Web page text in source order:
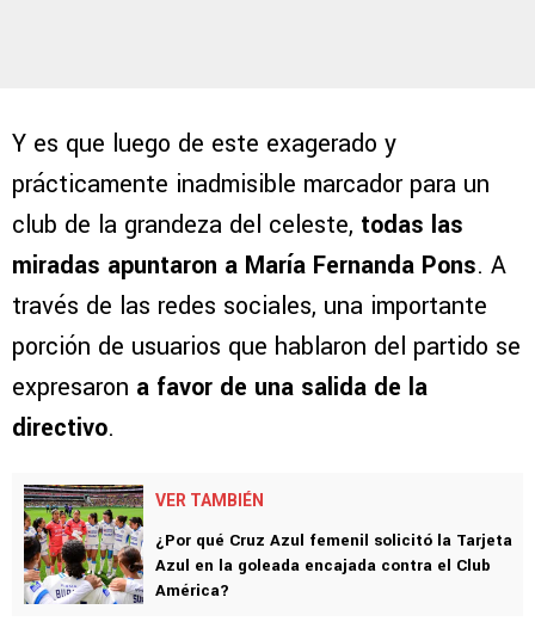
Y es que luego de este exagerado y
prácticamente inadmisible marcador para un
club de la grandeza del celeste,
todas las
miradas apuntaron a María Fernanda Pons
través de las redes sociales, una importante
expresarona favor de una salida de la
directivo.